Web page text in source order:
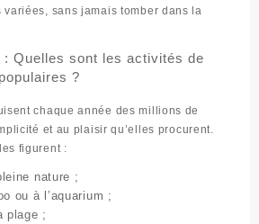
sans jamais tomber dans la
Quelles sont les activités de
?
chaque année des millions de
et au plaisir qu’elles procurent.
figurent :
nature ;
ou à l’aquarium ;
plage ;